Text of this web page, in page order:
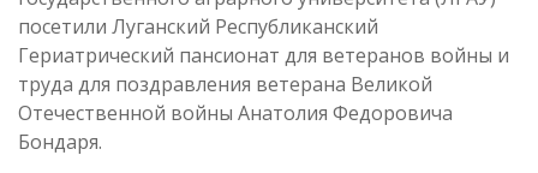
посетили Луганский Республиканский
Гериатрический пансионат для ветеранов войны и
труда для поздравления ветерана Великой
Отечественной войны Анатолия Федоровича
Бондаря.